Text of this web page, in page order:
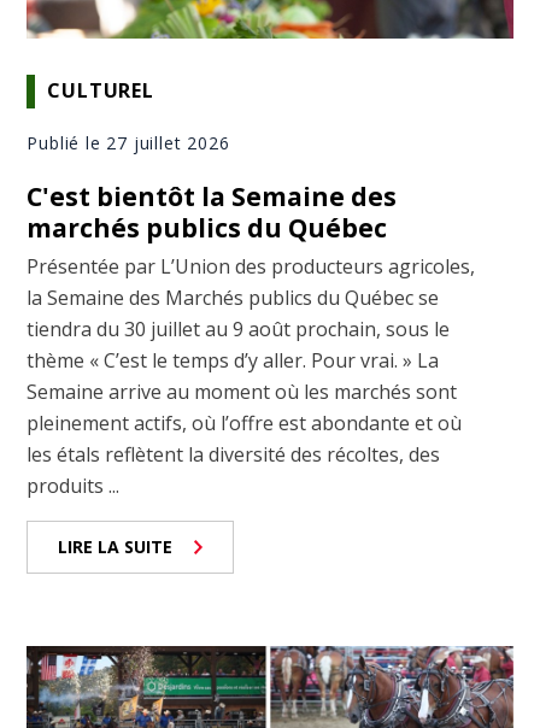
CULTUREL
Publié le 27 juillet 2026
C'est bientôt la Semaine des
marchés publics du Québec
Présentée par L’Union des producteurs agricoles,
la Semaine des Marchés publics du Québec se
tiendra du 30 juillet au 9 août prochain, sous le
thème « C’est le temps d’y aller. Pour vrai. » La
Semaine arrive au moment où les marchés sont
pleinement actifs, où l’offre est abondante et où
les étals reflètent la diversité des récoltes, des
produits ...
LIRE LA SUITE